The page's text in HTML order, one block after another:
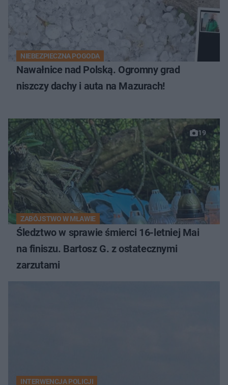
NIEBEZPIECZNA POGODA
Nawałnice nad Polską. Ogromny grad
niszczy dachy i auta na Mazurach!
19
ZABÓJSTWO W MŁAWIE
Śledztwo w sprawie śmierci 16-letniej Mai
na finiszu. Bartosz G. z ostatecznymi
zarzutami
INTERWENCJA POLICJI